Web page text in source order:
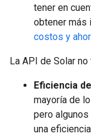
tener en
obtener más
costos y
La API de Solar
Eficiencia
mayoría de
pero
una